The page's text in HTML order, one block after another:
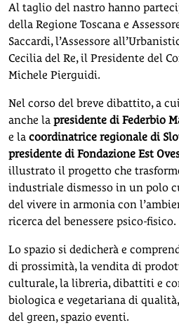
Al taglio del nastro hanno
della Regione Toscana e
Saccardi, l’Assessore
Cecilia del Re, il Presidente del
Michele Pierguidi.
Nel corso del breve dibattito, a
anche la presidente di Federbio
e la coordinatrice regionale di
presidente di Fondazione Est
illustrato il progetto che
industriale dismesso in un polo
del vivere in armonia con
ricerca del benessere psico-fisico.
Lo spazio si dedicherà e
di prossimità, la vendita di
culturale, la libreria, dibattiti e
biologica e vegetariana di
del green, spazio eventi.